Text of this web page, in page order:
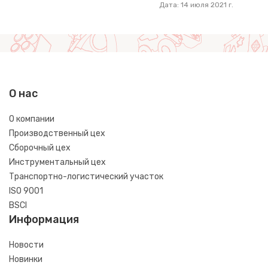
Дата: 14 июля 2021 г.
О нас
О компании
Производственный цех
Сборочный цех
Инструментальный цех
Транспортно-логистический участок
ISO 9001
BSCI
Информация
Новости
Новинки